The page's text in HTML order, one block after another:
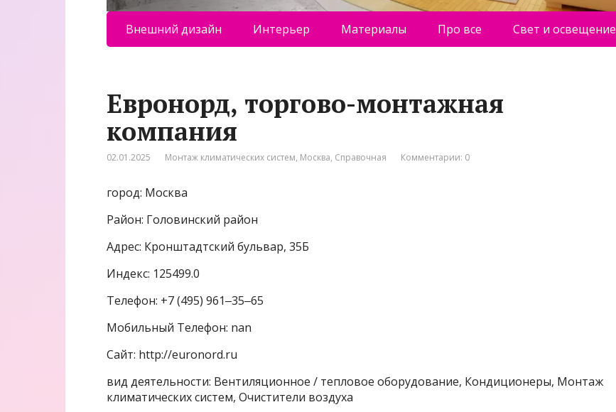
Внешний дизайн Интерьер Материалы Про все Свет и освещение
Евронорд, торгово-монтажная
компания
02.01.2025 Монтаж климатических систем, Москва, Справочная Комментарии: 0
город: Москва
Район: Головинский район
Адрес: Кронштадтский бульвар, 35Б
Индекс: 125499.0
Телефон: +7 (495) 961‒35‒65
Мобильный Телефон: nan
Сайт: http://euronord.ru
вид деятельности: Вентиляционное / тепловое оборудование, Кондиционеры, Монтаж
климатических систем, Очистители воздуха